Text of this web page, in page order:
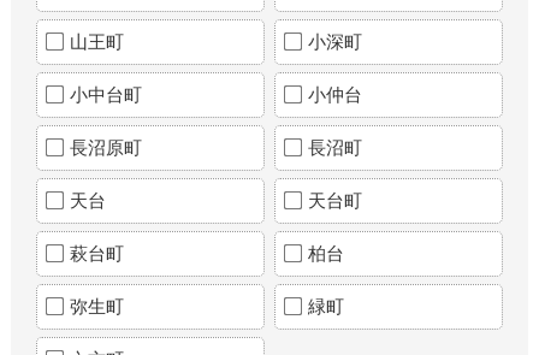
山王町 小深町
小中台町 小仲台
長沼原町 長沼町
天台 天台町
萩台町 柏台
弥生町 緑町